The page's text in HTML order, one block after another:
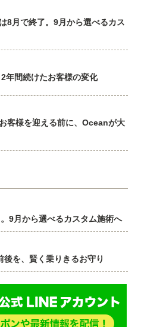
8月で終了。9月から選べるカス
年間続けたお客様の変化
客様を迎える前に、Oceanが大
9月から選べるカスタム施術へ
を、賢く乗りきるお守り